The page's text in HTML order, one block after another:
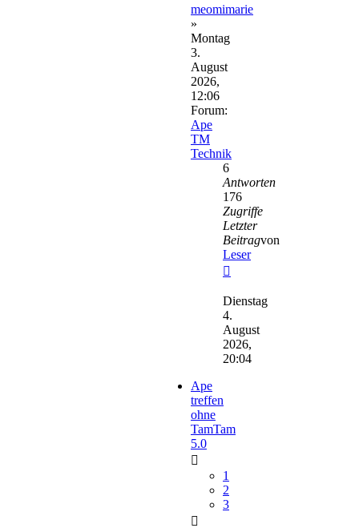
meomimarie
»
Montag
3.
August
2026,
12:06
Forum:
Ape
TM
Technik
6
Antworten
176
Zugriffe
Letzter
Beitragvon
Leser
Beitrag
Dienstag
4.
August
2026,
20:04
Ape
treffen
ohne
TamTam
5.0
1
2
3